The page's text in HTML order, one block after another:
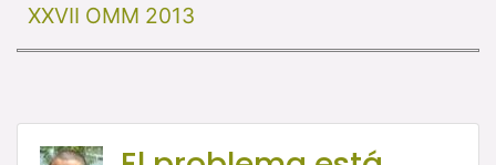
XXVII OMM 2013